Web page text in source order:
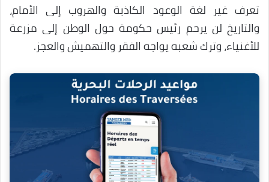
تعرف غير لغة الوعود الكاذبة والهروب إلى الأمام،
والتاريخ لن يرحم رئيس حكومة حول الوطن إلى مزرعة
للأغنياء، وترك شعبه يواجه الفقر والتهميش والعجز.